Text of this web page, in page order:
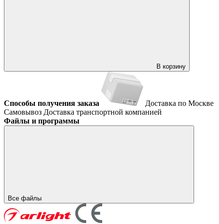
В корзину
Способы получения заказа
Доставка по Москве
Самовывоз Доставка транспортной компанией
Файлы и программы
Все файлы